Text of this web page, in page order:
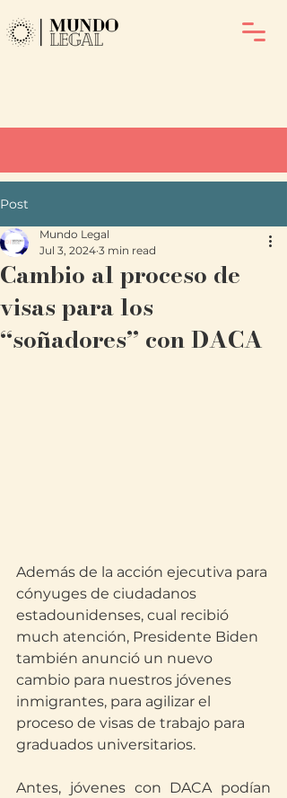
Post
Cambio al proceso de
visas para los
“soñadores” con DACA
Mundo Legal
Jul 3, 2024 3 min read
Además de la acción ejecutiva para
cónyuges de ciudadanos
estadounidenses, cual recibió
much atención, Presidente Biden
también anunció un nuevo
cambio para nuestros jóvenes
inmigrantes, para agilizar el
proceso de visas de trabajo para
graduados universitarios.
Antes, jóvenes con DACA podían